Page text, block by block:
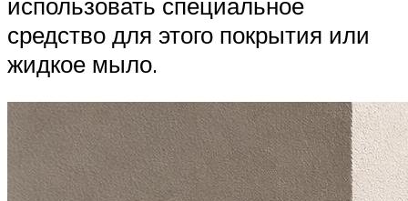
использовать специальное
средство для этого покрытия или
жидкое мыло.